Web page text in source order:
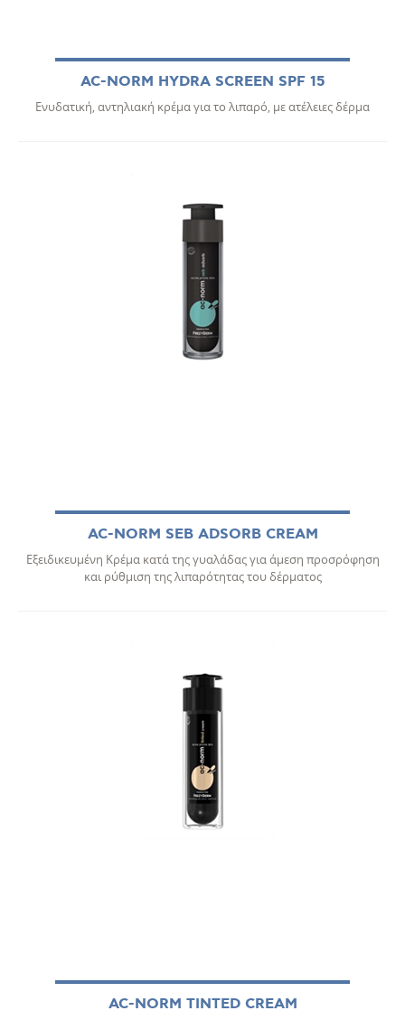
AC-NORM HYDRA SCREEN SPF 15
Ενυδατική, αντηλιακή κρέμα για το λιπαρό, με ατέλειες δέρμα
AC-NORM SEB ADSORB CREAM
Εξειδικευμένη Κρέμα κατά της γυαλάδας για άμεση προσρόφηση
και ρύθμιση της λιπαρότητας του δέρματος
AC-NORM TINTED CREAM